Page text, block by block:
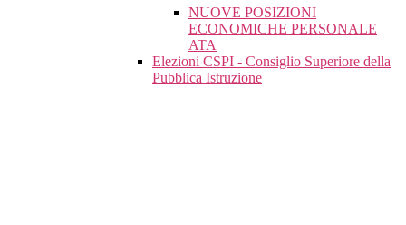
NUOVE POSIZIONI
ECONOMICHE PERSONALE
ATA
Elezioni CSPI - Consiglio Superiore della
Pubblica Istruzione